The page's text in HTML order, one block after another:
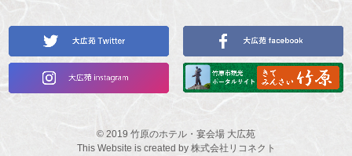
© 2019 竹原のホテル・宴会場 大広苑
This Website is created by 株式会社リコネクト